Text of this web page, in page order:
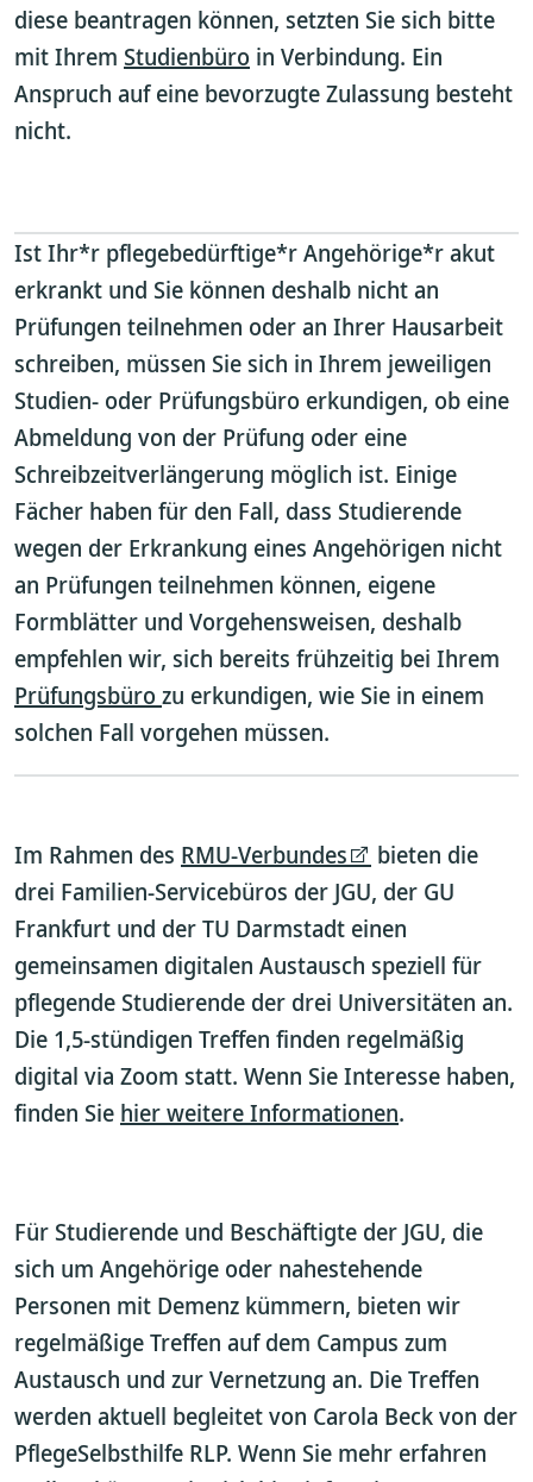
diese beantragen können, setzten Sie sich bitte
mit Ihrem Studienbüro in Verbindung. Ein
Anspruch auf eine bevorzugte Zulassung besteht
nicht.
Ist Ihr*r pflegebedürftige*r Angehörige*r akut
erkrankt und Sie können deshalb nicht an
Prüfungen teilnehmen oder an Ihrer Hausarbeit
schreiben, müssen Sie sich in Ihrem jeweiligen
Studien- oder Prüfungsbüro erkundigen, ob eine
Abmeldung von der Prüfung oder eine
Schreibzeitverlängerung möglich ist. Einige
Fächer haben für den Fall, dass Studierende
wegen der Erkrankung eines Angehörigen nicht
an Prüfungen teilnehmen können, eigene
Formblätter und Vorgehensweisen, deshalb
empfehlen wir, sich bereits frühzeitig bei Ihrem
Prüfungsbürozu erkundigen, wie Sie in einem
solchen Fall vorgehen müssen.
Im Rahmen des RMU-Verbundes
bieten die
drei Familien-Servicebüros der JGU, der GU
Frankfurt und der TU Darmstadt einen
gemeinsamen digitalen Austausch speziell für
pflegende Studierende der drei Universitäten an.
Die 1,5-stündigen Treffen finden regelmäßig
digital via Zoom statt. Wenn Sie Interesse haben,
finden Sie hier weitere Informationen.
Für Studierende und Beschäftigte der JGU, die
sich um Angehörige oder nahestehende
Personen mit Demenz kümmern, bieten wir
regelmäßige Treffen auf dem Campus zum
Austausch und zur Vernetzung an. Die Treffen
werden aktuell begleitet von Carola Beck von der
PflegeSelbsthilfe RLP. Wenn Sie mehr erfahren